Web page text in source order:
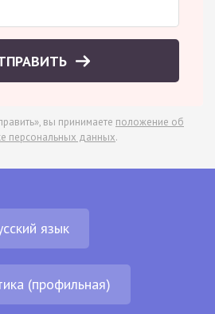
вы принимаете положение об
персональных данных.
язык
(профильная)